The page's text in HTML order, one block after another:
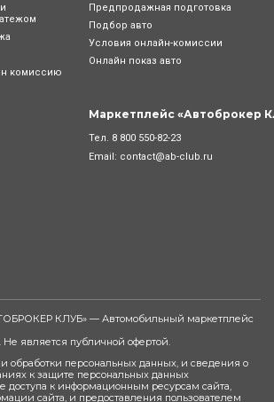
комиссию
Предпродажная подготовка
Подбор авто
Условия онлайн-комиcсии
Онлайн показ авто
Маркетплейс «Автоброкер
Тел. 8 800 550-82-23
Email: contact@ab-club.ru
КЛУБ» — Автомобильный маркетплейс
является публичной офертой.
обработки персональных данных, и сведения о
к защите персональных данных
доступа к информационным ресурсам сайта,
сайта, и предоставления пользователем